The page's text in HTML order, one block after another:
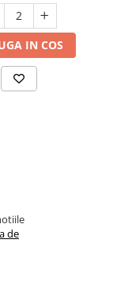
IN COS
de